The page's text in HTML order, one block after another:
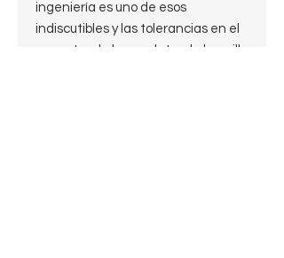
ingeniería es uno de esos
indiscutibles y las tolerancias en el
encastre de la cazoleta y la boquilla